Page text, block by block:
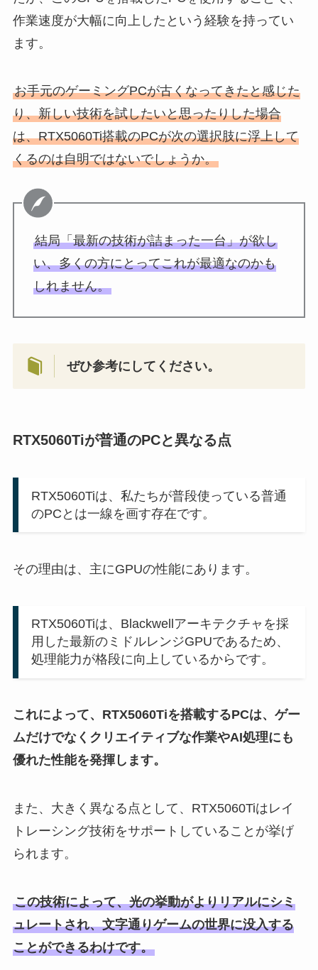
作業速度が大幅に向上したという経験を持ってい
ます。
お手元のゲーミングPCが古くなってきたと感じた
り、新しい技術を試したいと思ったりした場合
は、RTX5060Ti搭載のPCが次の選択肢に浮上して
くるのは自明ではないでしょうか。
結局「最新の技術が詰まった一台」が欲し
い、多くの方にとってこれが最適なのかも
しれません。
ぜひ参考にしてください。
RTX5060Tiが普通のPCと異なる点
RTX5060Tiは、私たちが普段使っている普通
のPCとは一線を画す存在です。
その理由は、主にGPUの性能にあります。
RTX5060Tiは、Blackwellアーキテクチャを採
用した最新のミドルレンジGPUであるため、
処理能力が格段に向上しているからです。
これによって、RTX5060Tiを搭載するPCは、ゲー
ムだけでなくクリエイティブな作業やAI処理にも
優れた性能を発揮します。
また、大きく異なる点として、RTX5060Tiはレイ
トレーシング技術をサポートしていることが挙げ
られます。
この技術によって、光の挙動がよりリアルにシミ
ュレートされ、文字通りゲームの世界に没入する
ことができるわけです。